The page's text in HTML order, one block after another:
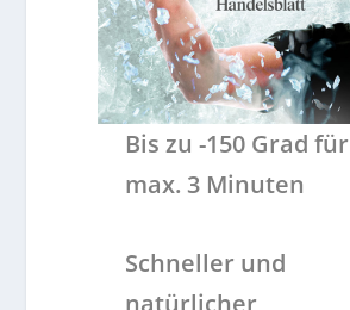
Bis zu -150 Grad für
max. 3 Minuten
Schneller und
natürlicher